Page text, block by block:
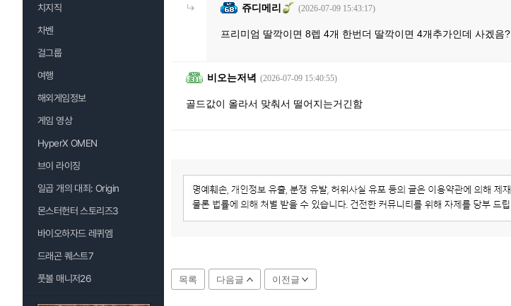
치지직
차벤
걸그룹
여행
해외게임정보
게임 영상
HyperX OMEN
브이 라이징
일곱 개의 대죄: Origin
몬스터헌터 스토리즈3
바이오하자드 레퀴엠
드래곤 퀘스트7
풋볼 매니저26
쥬디메리 (2026-07-09 15:43:17)
프리미엄 딸깍이면 8렙 4개 한번더 딸깍이면 4개추가인데 사겠음?
비오는저녁 (2026-07-09 15:40:55)
골드값이 올라서 맞춰서 떨어지는거긴함
목록 다음글 이전글